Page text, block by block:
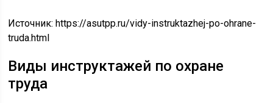
Источник:https://asutpp.ru/vidy-instruktazhej-po-ohrane-
truda.html
Виды инструктажей по охране
труда